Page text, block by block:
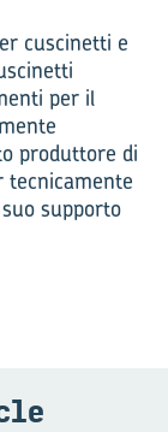
cuscinetti e
per il
produttore di
tecnicamente
supporto